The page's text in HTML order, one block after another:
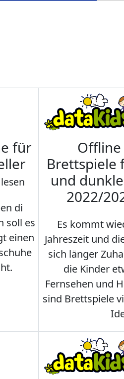
für
lesen
di
soll es
einen
Brettspiele
und
2022/
Es kommt
Jahreszeit und
sich länger
die Kinder
Fernsehen und
sind Brettspiele